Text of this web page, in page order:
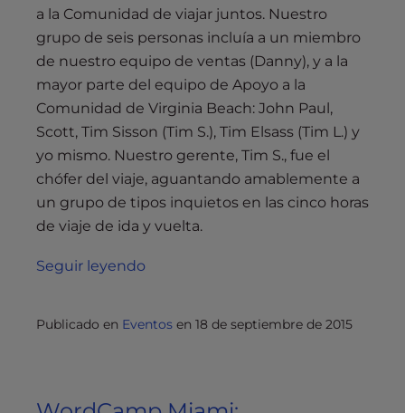
a la Comunidad de viajar juntos. Nuestro
grupo de seis personas incluía a un miembro
de nuestro equipo de ventas (Danny), y a la
mayor parte del equipo de Apoyo a la
Comunidad de Virginia Beach: John Paul,
Scott, Tim Sisson (Tim S.), Tim Elsass (Tim L.) y
yo mismo. Nuestro gerente, Tim S., fue el
chófer del viaje, aguantando amablemente a
un grupo de tipos inquietos en las cinco horas
de viaje de ida y vuelta.
Seguir leyendo
Publicado en Eventos en 18 de septiembre de 2015